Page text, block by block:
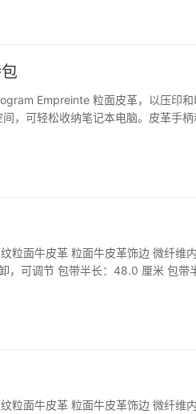
Empreinte 粒面皮革，以压印和
，可轻松收纳笔记本电脑。皮革手柄
粒面牛皮革 粒面牛皮革饰边 微纤维
，可调节 包带半长：48.0 厘米 包带
粒面牛皮革 粒面牛皮革饰边 微纤维